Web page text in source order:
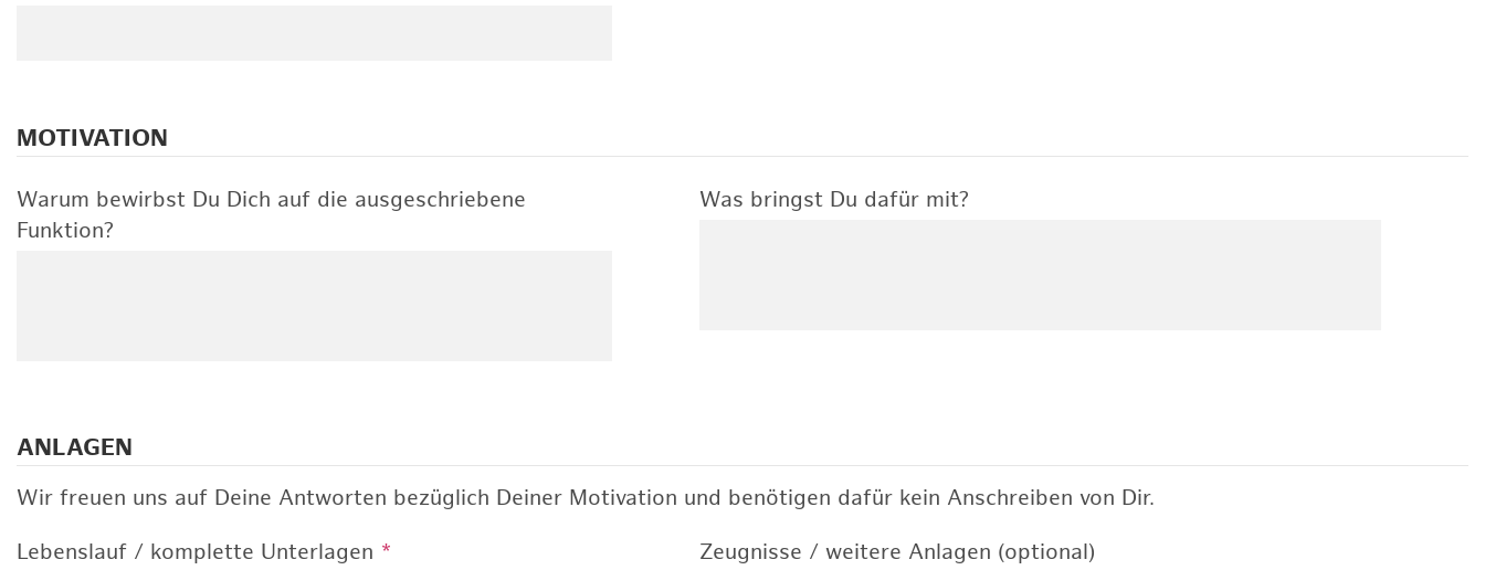
MOTIVATION
Warum bewirbst Du Dich auf die ausgeschriebene
Funktion?
Was bringst Du dafür mit?
ANLAGEN
Wir freuen uns auf Deine Antworten bezüglich Deiner Motivation und benötigen dafür kein Anschreiben von Dir.
Lebenslauf / komplette Unterlagen * Zeugnisse / weitere Anlagen (optional)